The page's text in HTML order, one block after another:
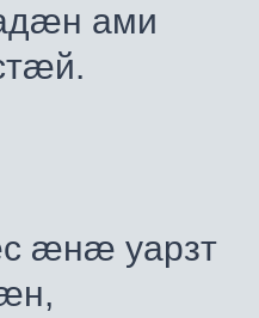
ами
æнæ уарзт